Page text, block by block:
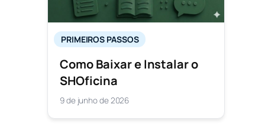
PRIMEIROS PASSOS
Como Baixar e Instalar o
SHOficina
9 de junho de 2026